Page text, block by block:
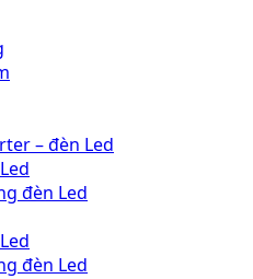
đóng tuyết
tuyết